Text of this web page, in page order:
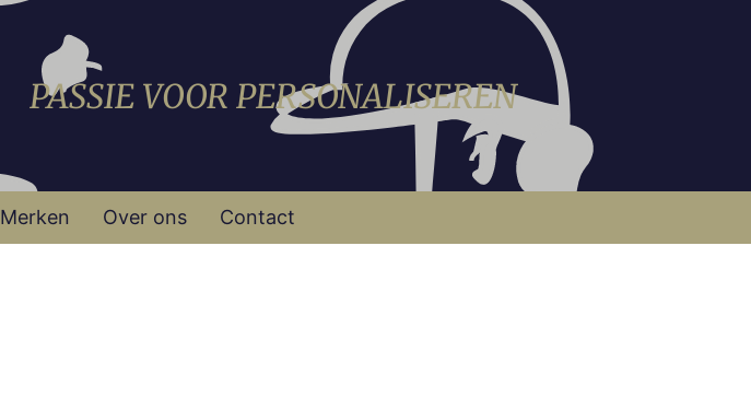
PASSIE VOOR PERSONALISEREN
Merken Over ons Contact